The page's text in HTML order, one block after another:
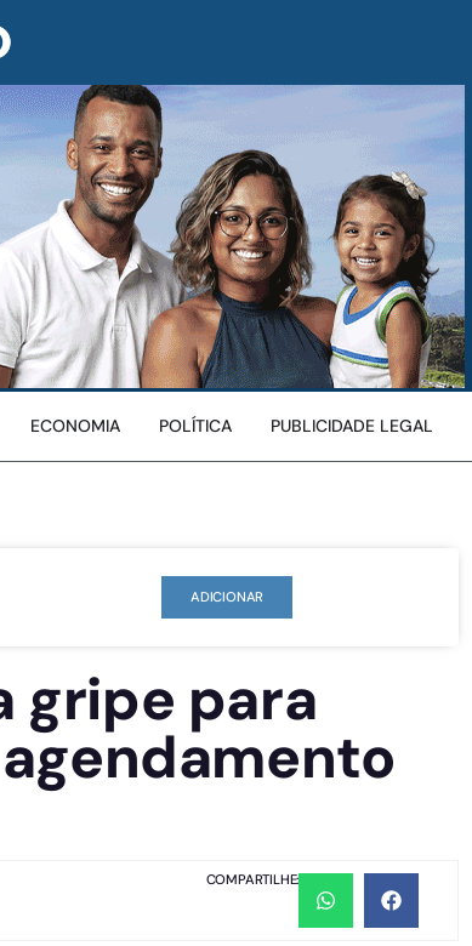
ECONOMIA POLÍTICA PUBLICIDADE LEGAL
ADICIONAR
gripe para
COMPARTILHE: